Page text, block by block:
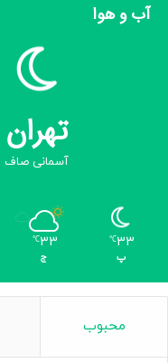
آب و هوا
تهران
آسمانی صاف
33
℃
پ
33
℃
ج
محبوب